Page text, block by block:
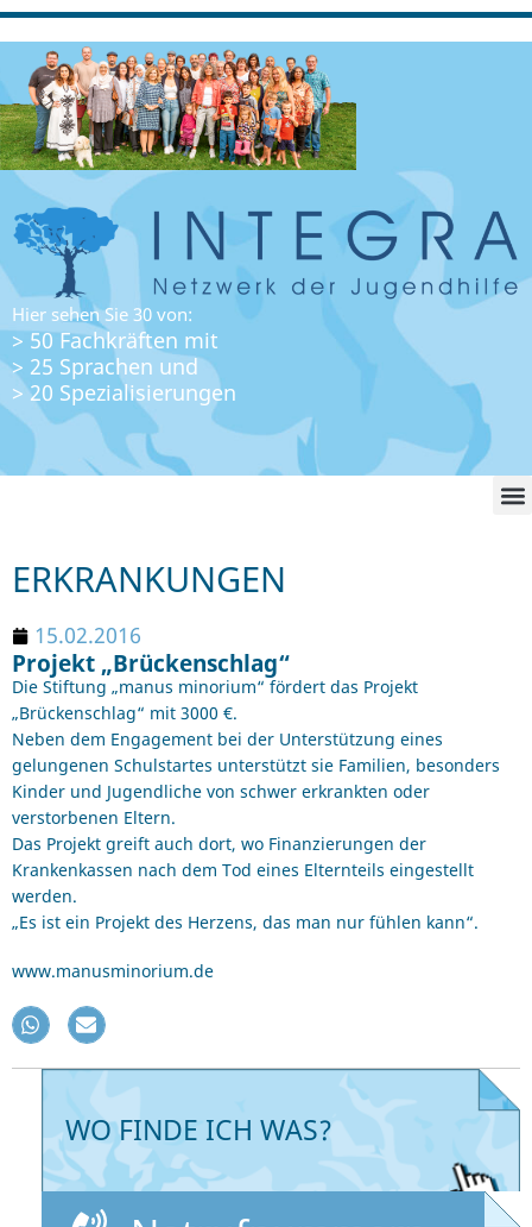
Hier sehen Sie 30 von:
> 50 Fachkräften mit
> 25 Sprachen und
> 20 Spezialisierungen
ERKRANKUNGEN
15.02.2016
Projekt „Brückenschlag“
Die Stiftung „manus minorium“ fördert das Projekt
„Brückenschlag“ mit 3000 €.
Neben dem Engagement bei der Unterstützung eines
gelungenen Schulstartes unterstützt sie Familien, besonders
Kinder und Jugendliche von schwer erkrankten oder
verstorbenen Eltern.
Das Projekt greift auch dort, wo Finanzierungen der
Krankenkassen nach dem Tod eines Elternteils eingestellt
werden.
„Es ist ein Projekt des Herzens, das man nur fühlen kann“.
www.manusminorium.de
WO FINDE ICH WAS?